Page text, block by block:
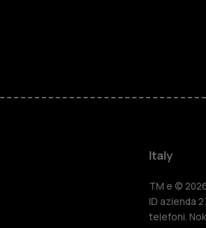
HMD
Per le
Tablet
Italy
TM e ©
ID azienda
telefoni.